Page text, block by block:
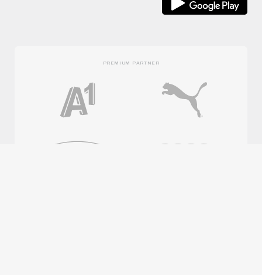
PREMIUM PARTNER